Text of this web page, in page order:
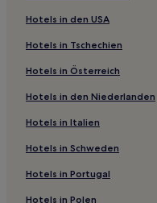
Gasthäuser in Strand Togai
Gasthäuser in Ito
Pensionen in Ito
Ryokans in Ito
Ryokans in Atami Sun Beach
Gasthäuser in Atami Sun
Gasthäuser in Shirahama
Ryokans in Numazu
Hotels in den USA
Hotels in Tschechien
Hotels in Österreich
Hotels in den Niederlanden
Hotels in Italien
Hotels in Schweden
Hotels in Portugal
Hotels in Polen